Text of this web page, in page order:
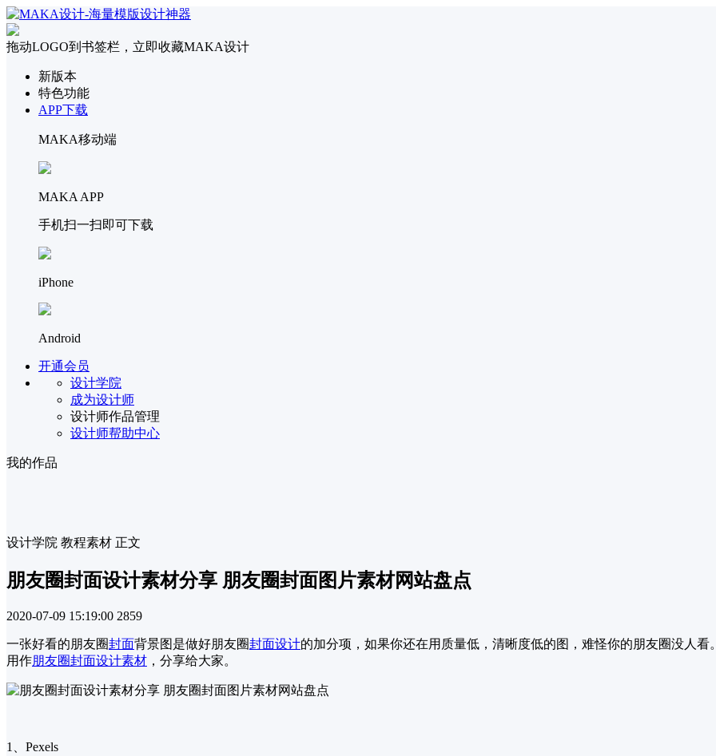
拖动LOGO到书签栏，立即收藏MAKA设计
新版本
特色功能
APP下载
MAKA移动端
MAKA APP
手机扫一扫即可下载
iPhone
Android
开通会员
设计学院
成为设计师
设计师作品管理
设计师帮助中心
我的作品
设计学院 教程素材 正文
朋友圈封面设计素材分享 朋友圈封面图片素材网站盘点
2020-07-09 15:19:00 2859
一张好看的朋友圈封面背景图是做好朋友圈封面设计的加分项，如果你还在用质量低，清晰度低的图，难怪你的朋友圈没人
用作朋友圈封面设计素材 ，分享给大家。
1、Pexels